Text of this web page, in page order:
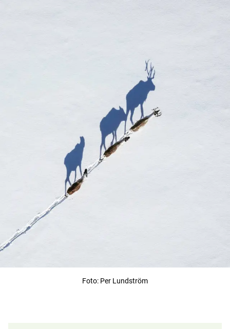
Foto: Per Lundström